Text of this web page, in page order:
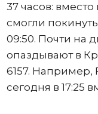
37 часов:
смогли
09:50. Почти на
опаздывают в
6157. Например,
сегодня в 17:25